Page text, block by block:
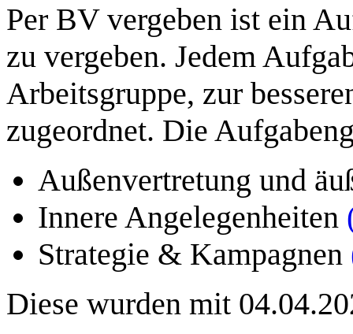
Per BV vergeben ist ein
zu vergeben. Jedem
Arbeitsgruppe, zur
zugeordnet. Die
Außenvertretung und
Innere Angelegenheiten
Strategie & Kampagnen
Diese wurden mit